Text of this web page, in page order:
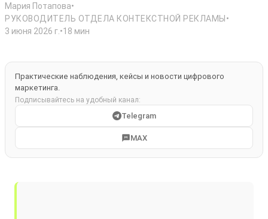
Мария Потапова•
РУКОВОДИТЕЛЬ ОТДЕЛА КОНТЕКСТНОЙ РЕКЛАМЫ•
3 июня 2026 г.•18 мин
Практические наблюдения, кейсы и новости цифрового
маркетинга.
Подписывайтесь на удобный канал:
Telegram
MAX